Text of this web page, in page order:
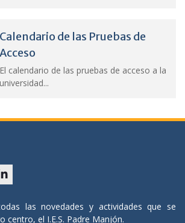
Calendario de las Pruebas de
Acceso
El calendario de las pruebas de acceso a la
universidad...
las novedades y actividades que se
centro, el I.E.S. Padre Manjón.